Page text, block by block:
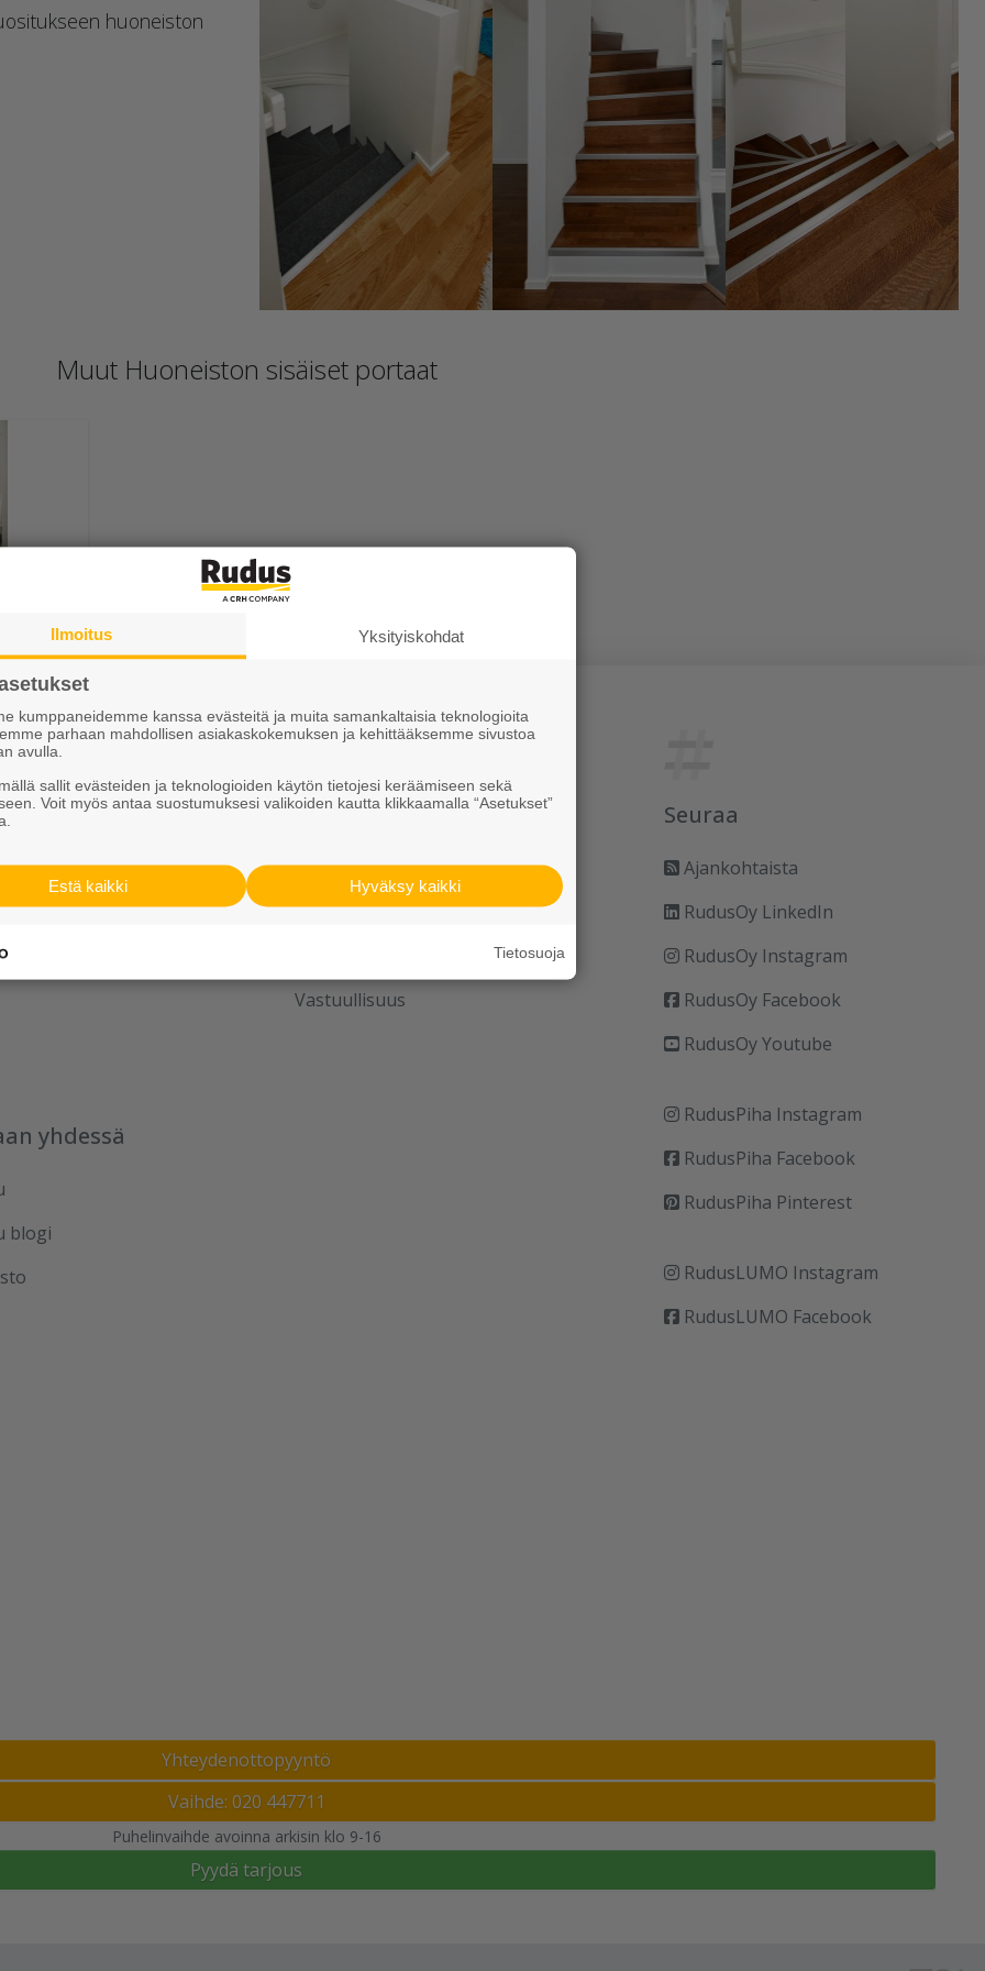
huoneiston
Muut Huoneiston sisäiset portaat
yhdessä
blogi
Tutustu meihin
Ura Ruduksella
Palvelut
Vastuullisuus
Seuraa
Ajankohtaista
RudusOy LinkedIn
RudusOy Instagram
RudusOy Facebook
RudusOy Youtube
RudusPiha Instagram
RudusPiha Facebook
RudusPiha Pinterest
RudusLUMO Instagram
RudusLUMO Facebook
Yhteydenottopyyntö
Vaihde: 020 447711
Puhelinvaihde avoinna arkisin klo 9-16
Pyydä tarjous
Ilmoitus Yksityiskohdat
kumppaneidemme kanssa evästeitä ja muita samankaltaisia teknologioita
parhaan mahdollisen asiakaskokemuksen ja kehittääksemme sivustoa
avulla.
sallit evästeiden ja teknologioiden käytön tietojesi keräämiseen sekä
Voit myös antaa suostumuksesi valikoiden kautta klikkaamalla “Asetukset”
Hyväksy kaikki
Estä kaikki
Tietosuoja